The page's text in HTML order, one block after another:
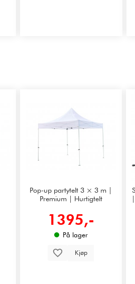
Pop-up partytelt 3 × 3 m |
Premium | Hurtigtelt
1395,-
På lager
Kjøp